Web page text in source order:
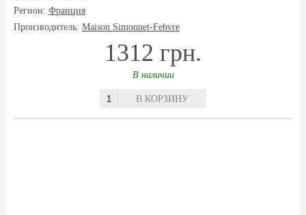
Регион: Франция
Производитель: Maison Simonnet-Febvre
1312 грн.
В наличии
В КОРЗИНУ